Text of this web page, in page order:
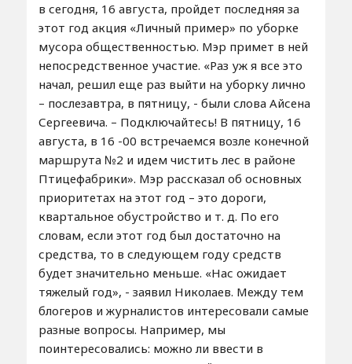
в сегодня, 16 августа, пройдет последняя за
этот год акция «Личный пример» по уборке
мусора общественностью. Мэр примет в ней
непосредственное участие. «Раз уж я все это
начал, решил еще раз выйти на уборку лично
– послезавтра, в пятницу, - были слова Айсена
Сергеевича. – Подключайтесь! В пятницу, 16
августа, в 16 -00 встречаемся возле конечной
маршрута №2 и идем чистить лес в районе
Птицефабрики». Мэр рассказал об основных
приоритетах на этот год – это дороги,
квартальное обустройство и т. д. По его
словам, если этот год был достаточно на
средства, то в следующем году средств
будет значительно меньше. «Нас ожидает
тяжелый год», - заявил Николаев. Между тем
блогеров и журналистов интересовали самые
разные вопросы. Например, мы
поинтересовались: можно ли ввести в